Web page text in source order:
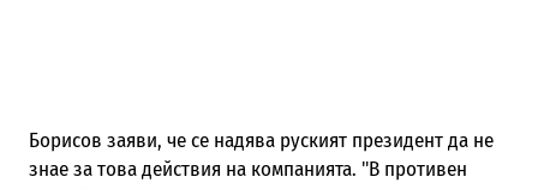
Борисов заяви, че се надява руският президент да не
знае за това действия на компанията. "В противен